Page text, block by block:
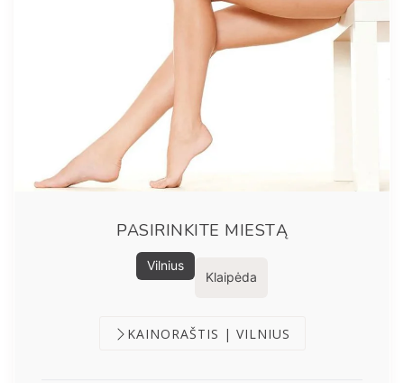
PASIRINKITE MIESTĄ
Vilnius
Klaipėda
KAINORAŠTIS | VILNIUS